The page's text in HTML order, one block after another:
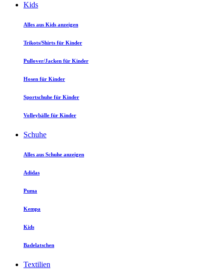
Kids
Alles aus Kids anzeigen
Trikots/Shirts für Kinder
Pullover/Jacken für Kinder
Hosen für Kinder
Sportschuhe für Kinder
Volleybälle für Kinder
Schuhe
Alles aus Schuhe anzeigen
Adidas
Puma
Kempa
Kids
Badelatschen
Textilien